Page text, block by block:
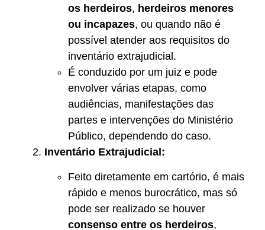
os herdeiros, herdeiros menores
ou incapazes, ou quando não é
possível atender aos requisitos do
inventário extrajudicial.
É conduzido por um juiz e pode
envolver várias etapas, como
audiências, manifestações das
partes e intervenções do Ministério
Público, dependendo do caso.
Inventário Extrajudicial:
Feito diretamente em cartório, é mais
rápido e menos burocrático, mas só
pode ser realizado se houver
consenso entre os herdeiros,